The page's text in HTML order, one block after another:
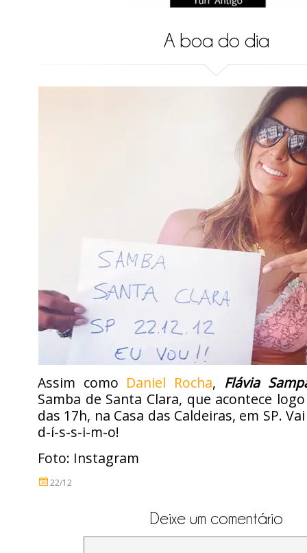
A boa do dia
Assim como Daniel Rocha, Flávia
Samba de Santa Clara, que acontece
das 17h, na Casa das Caldeiras, em SP.
d-í-s-s-i-m-o!
Foto: Instagram
22/12
Deixe um comentário